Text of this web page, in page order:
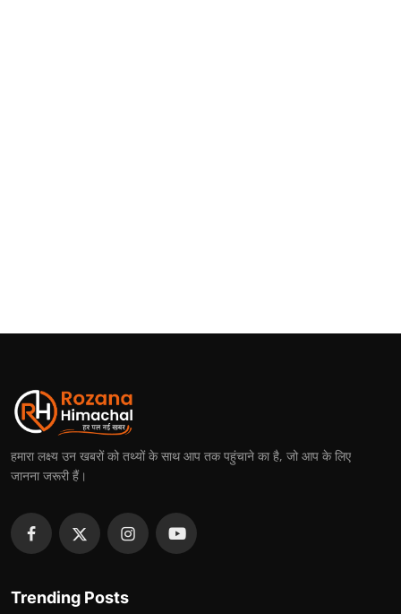
हमारा लक्ष्य उन खबरों को तथ्यों के साथ आप तक पहुंचाने का है, जो आप के लिए
जानना जरूरी हैं।
Trending Posts